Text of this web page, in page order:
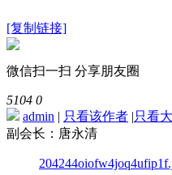
[复制链接]
微信扫一扫 分享朋友圈
5104 0
admin | 只看该作者 |只看
副会长：唐永清